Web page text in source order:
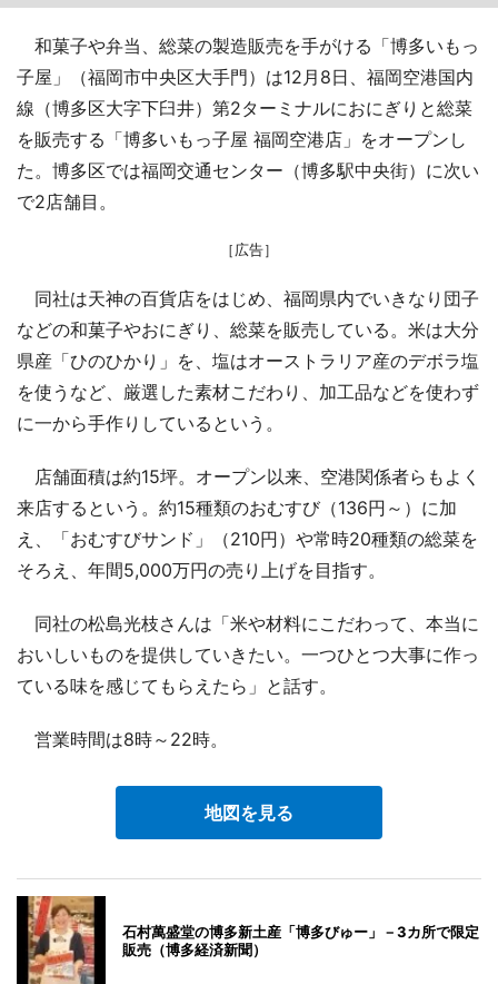
和菓子や弁当、総菜の製造販売を手がける「博多いもっ
子屋」（福岡市中央区大手門）は12月8日、福岡空港国内
線（博多区大字下臼井）第2ターミナルにおにぎりと総菜
を販売する「博多いもっ子屋 福岡空港店」をオープンし
た。博多区では福岡交通センター（博多駅中央街）に次い
で2店舗目。
［広告］
同社は天神の百貨店をはじめ、福岡県内でいきなり団子
などの和菓子やおにぎり、総菜を販売している。米は大分
県産「ひのひかり」を、塩はオーストラリア産のデボラ塩
を使うなど、厳選した素材こだわり、加工品などを使わず
に一から手作りしているという。
店舗面積は約15坪。オープン以来、空港関係者らもよく
来店するという。約15種類のおむすび（136円～）に加
え、「おむすびサンド」（210円）や常時20種類の総菜を
そろえ、年間5,000万円の売り上げを目指す。
同社の松島光枝さんは「米や材料にこだわって、本当に
おいしいものを提供していきたい。一つひとつ大事に作っ
ている味を感じてもらえたら」と話す。
営業時間は8時～22時。
地図を見る
石村萬盛堂の博多新土産「博多びゅー」－3カ所で限定
販売（博多経済新聞）